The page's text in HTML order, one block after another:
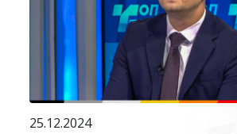
25.12.2024